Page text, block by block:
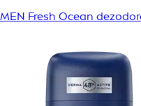
MEN Fresh Ocean